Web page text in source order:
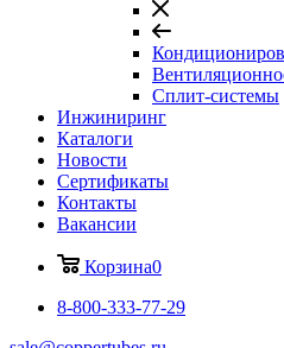
Сплит-системы
Инжиниринг
Каталоги
Новости
Сертификаты
Контакты
Вакансии
Корзина0
8-800-333-77-29